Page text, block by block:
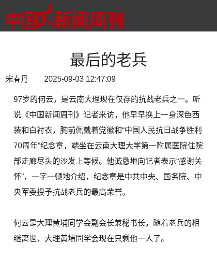
最后的老兵
宋春丹 2025-09-03 12:47:09
97岁的何云，是云南大理现在仅存的抗战老兵之一。听
说《中国新闻周刊》记者来访，他早早换上一身深色西
装和白衬衣，胸前佩戴着党徽和“中国人民抗日战争胜利
70周年”纪念章，端坐在云南大理大学第一附属医院住院
部走廊尽头的沙发上等候。他诚恳地向记者表示“感谢关
怀”，一字一顿地介绍，纪念章是中共中央、国务院、中
央军委授予抗战老兵的最高荣誉。
何云是大理黄埔同学会副会长兼秘书长，随着老兵的相
继离世，大理黄埔同学会现在只剩他一人了。